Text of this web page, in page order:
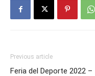
Previous article
Feria del Deporte 2022 –